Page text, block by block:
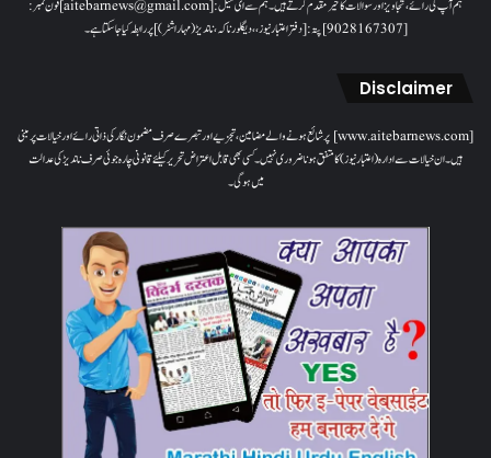
ہم آپ کی رائے، تجاویز اور سوالات کا خیرمقدم کرتے ہیں۔ ہم سےای میل: [aitebarnews@gmail.com]فون نمبر:
[9028167307]پتہ: [دفتر اعتبار نیوز، ، دیگلور ناکہ، ناندیڑ(مہاراشٹر) ] پر رابطہ کیا جاسکتا ہے۔
Disclaimer
[www.aitebarnews.com] پر شائع ہونے والے مضامین، تجزیے اور تبصرے صرف مضمون نگار کی ذاتی رائے اور خیالات پر مبنی
ہیں۔ ان خیالات سے ادارہ (اعتبار نیوز) کا متفق ہونا ضروری نہیں۔ کسی بھی قابل اعتراض تحریر کیلئے قانونی چارہ جوئی صرف ناندیڑ کی عدالت
میں ہوگی۔